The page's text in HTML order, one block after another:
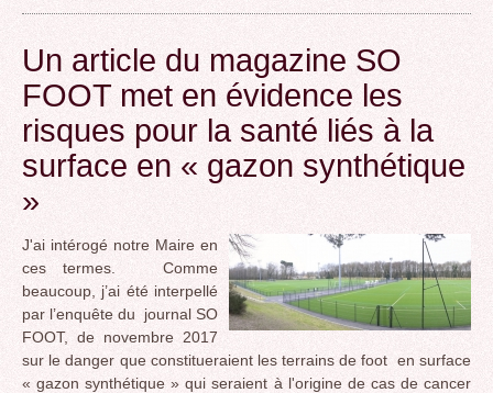
Un article du magazine SO
FOOT met en évidence les
risques pour la santé liés à la
surface en « gazon synthétique
»
J'ai intérogé notre Maire en
ces termes. Comme
beaucoup, j’ai été interpellé
par l’enquête du journal SO
FOOT, de novembre 2017
sur le danger que constitueraient les terrains de​ foot en surface
« gazon synthétique » qui seraient à l'origine de cas de cancer